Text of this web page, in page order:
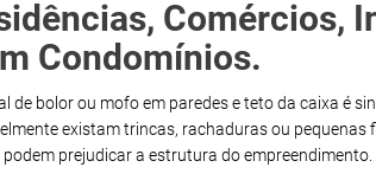
Comércios,
Condomínios.
de bolor ou mofo em paredes e teto da caixa é
existam trincas, rachaduras ou pequenas
prejudicar a estrutura do empreendimento.